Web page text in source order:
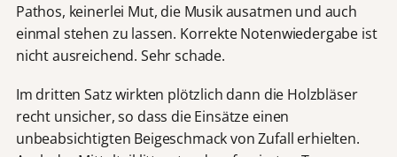
Pathos, keinerlei Mut, die Musik ausatmen und auch
einmal stehen zu lassen. Korrekte Notenwiedergabe ist
nicht ausreichend. Sehr schade.
Im dritten Satz wirkten plötzlich dann die Holzbläser
recht unsicher, so dass die Einsätze einen
unbeabsichtigten Beigeschmack von Zufall erhielten.